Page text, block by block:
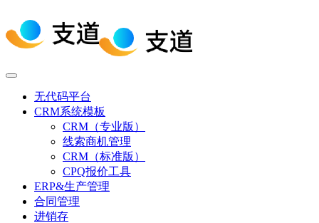
无代码平台
CRM系统模板
CRM（专业版）
线索商机管理
CRM（标准版）
CPQ报价工具
ERP&生产管理
合同管理
进销存